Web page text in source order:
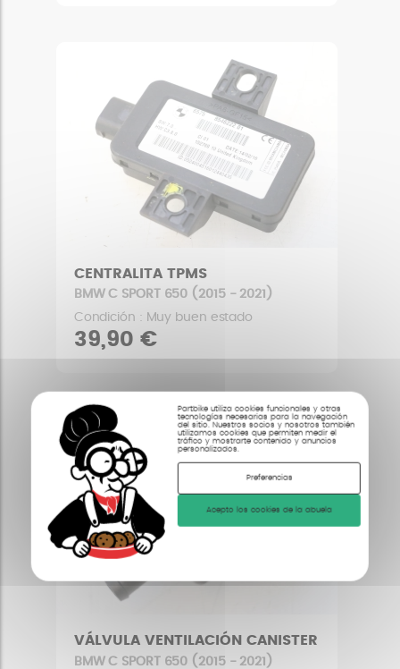
Partbike utiliza cookies funcionales y otras
tecnologías necesarias para la navegación
del sitio. Nuestros socios y nosotros también
utilizamos cookies que permiten medir el
tráfico y mostrarte contenido y anuncios
personalizados.
Preferencias
Acepto los cookies de la abuela
CENTRALITA TPMS
BMW C SPORT 650 (2015 - 2021)
Condición : Muy buen estado
39,90 €
VÁLVULA VENTILACIÓN CANISTER
BMW C SPORT 650 (2015 - 2021)